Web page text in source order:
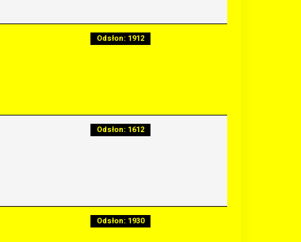
Odsłon: 1912
Odsłon: 1612
Odsłon: 1930